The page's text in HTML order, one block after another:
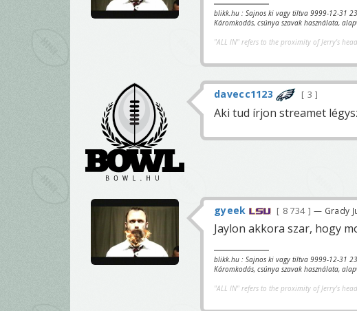
blikk.hu : Sajnos ki vagy tiltva 9999-12-31
Káromkodás, csúnya szavak használata,
"ALL IN" refers to the proximity of Jerry's
davecc1123 3
Aki tud írjon streamet
gyeek 8 734 — Grady
Jaylon akkora szar, hogy
blikk.hu : Sajnos ki vagy tiltva 9999-12-31
Káromkodás, csúnya szavak használata,
"ALL IN" refers to the proximity of Jerry's